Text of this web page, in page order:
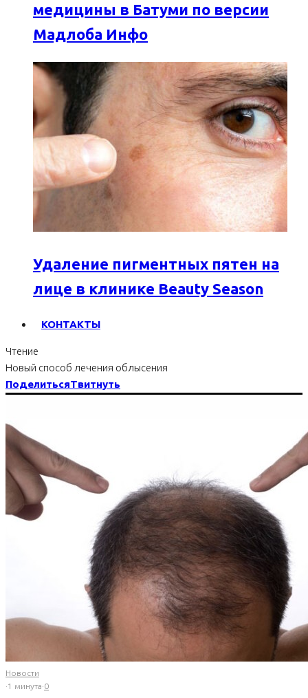
медицины в Батуми по версии
Мадлоба Инфо
Удаление пигментных пятен на
лице в клинике Beauty Season
КОНТАКТЫ
Чтение
Новый способ лечения облысения
ПоделитьсяТвитнуть
Новости
·1 минута·0